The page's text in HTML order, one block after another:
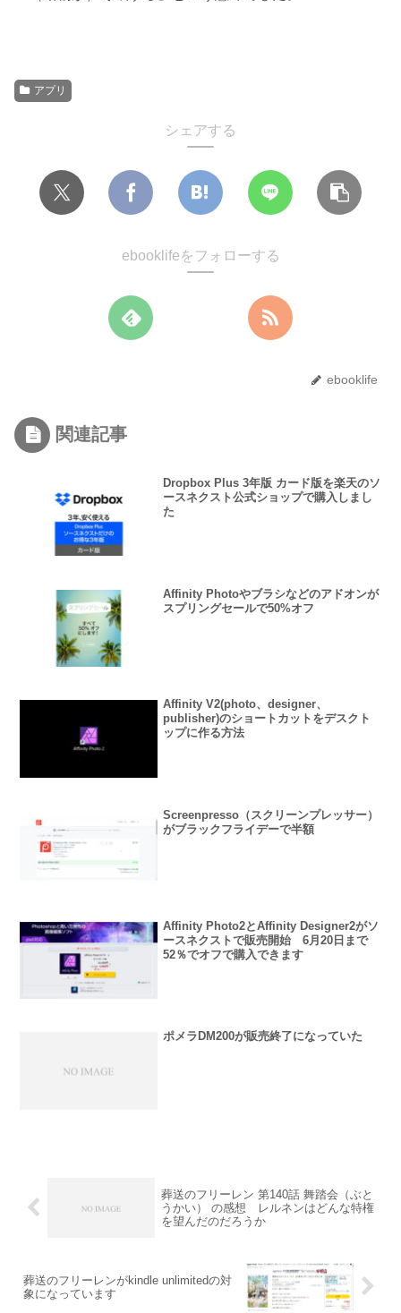
アプリ
シェアする
ebooklifeをフォローする
ebooklife
関連記事
Dropbox Plus 3年版 カード版を楽天のソ
ースネクスト公式ショップで購入しまし
た
Affinity Photoやブラシなどのアドオンが
スプリングセールで50%オフ
Affinity V2(photo、designer、
publisher)のショートカットをデスクト
ップに作る方法
Screenpresso（スクリーンプレッサー）
がブラックフライデーで半額
Affinity Photo2とAffinity Designer2がソ
ースネクストで販売開始 6月20日まで
52％でオフで購入できます
ポメラDM200が販売終了になっていた
葬送のフリーレン 第140話 舞踏会（ぶと
うかい） の感想 レルネンはどんな特権
を望んだのだろうか
葬送のフリーレンがkindle unlimitedの対
象になっています